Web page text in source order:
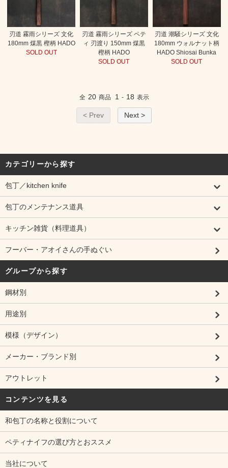
刃道 霧雨シリーズ 文化
180mm 煤黒 樫柄 HADO
SOLD OUT
刃道 霧雨シリーズ ペテ
ィ 刃渡り 150mm 煤黒
樫柄 HADO
SOLD OUT
刃道 潮騒シリーズ 文化
180mm ウォルナット柄
HADO Shiosai Bunka
SOLD OUT
全 20 商品 1 - 18 表示
< Prev Next >
カテゴリーから探す
包丁／kitchen knife
包丁のメンテナンス道具
キッチン雑貨（料理道具）
フーバー・アオイさんの手ぬぐい
グループから探す
鋼材別
用途別
模様（デザイン）
メーカー・ブランド別
アウトレット
コンテンツを見る
和包丁の名称と役割について
ペティナイフの選び方とおススメ
当社について